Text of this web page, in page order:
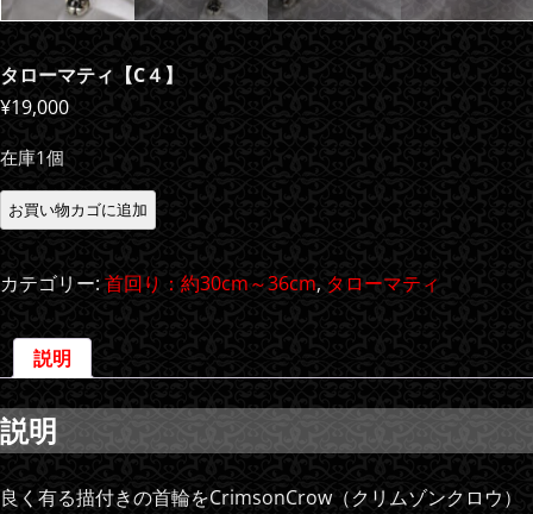
タローマティ【C４】
¥19,000
在庫1個
タ
ロ
マ
テ
４】
個
お買い物カゴに追加
カテゴリー: 首回り：約30cm～36cm, タローマティ
説明
説明
良く有る描付きの首輪をCrimsonCrow（クリムゾンクロウ）